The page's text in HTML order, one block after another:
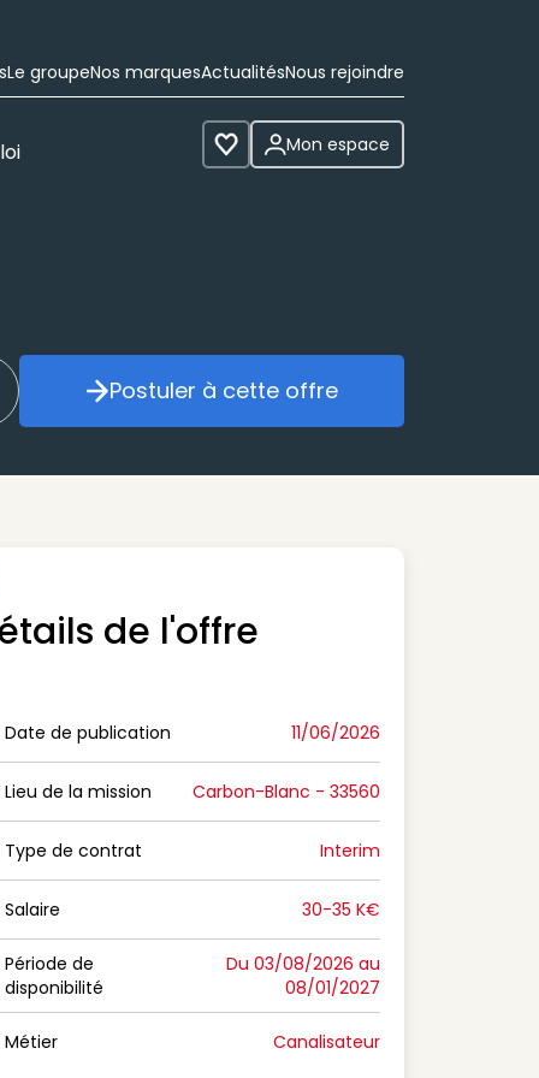
Le groupeNos marquesActualitésNous rejoindre
Voir les favoris
Mon espace
mon alerte Postuler à cette offre
Postuler à cette offre
de l'offre
Date de publication
Date de publication 11/06/2026
Lieu de la mission
Lieu de la mission Carbon-Blanc - 33560
Type de contrat
Type de contrat Interim
Salaire
Salaire 30-35 K€
Période de disponibilité
Période de
disponibilité
Du 03/08/2026 au
08/01/2027
Métier Canalisateur